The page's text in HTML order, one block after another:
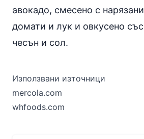
авокадо, смесено с
домати и лук и овкусено
чесън и сол.
Използвани източници
mercola.com
whfoods.com